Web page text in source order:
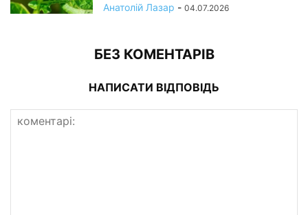
Анатолій Лазар - 04.07.2026
БЕЗ КОМЕНТАРІВ
НАПИСАТИ ВІДПОВІДЬ